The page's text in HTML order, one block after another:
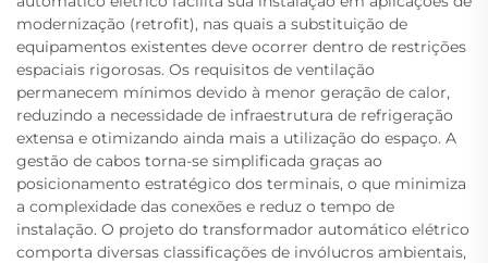
modernização (retrofit), nas quais a substituição de
equipamentos existentes deve ocorrer dentro de restrições
espaciais rigorosas. Os requisitos de ventilação
permanecem mínimos devido à menor geração de calor,
reduzindo a necessidade de infraestrutura de refrigeração
extensa e otimizando ainda mais a utilização do espaço. A
gestão de cabos torna-se simplificada graças ao
posicionamento estratégico dos terminais, o que minimiza
a complexidade das conexões e reduz o tempo de
instalação. O projeto do transformador automático elétrico
comporta diversas classificações de invólucros ambientais,